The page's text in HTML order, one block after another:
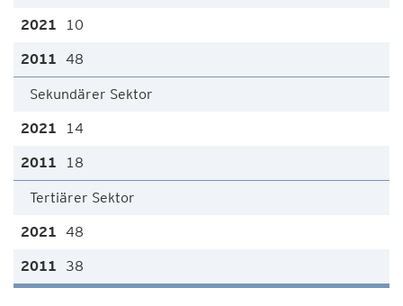
10
48
Sekundärer Sektor
14
18
Tertiärer Sektor
48
38